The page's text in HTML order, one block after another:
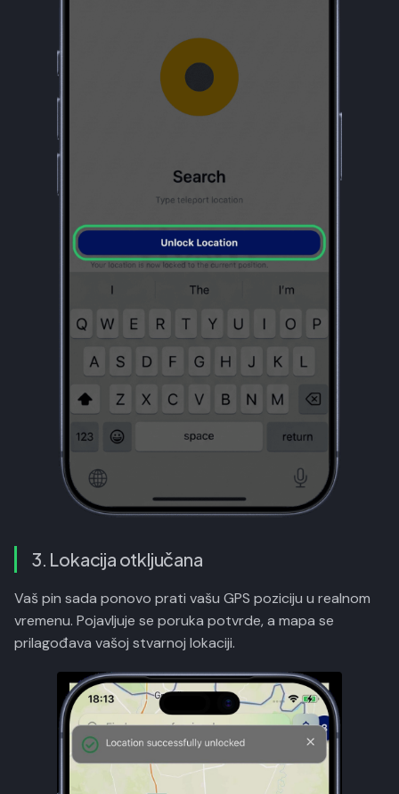
3. Lokacija otključana
Vaš pin sada ponovo prati vašu GPS poziciju u realnom
vremenu. Pojavljuje se poruka potvrde, a mapa se
prilagođava vašoj stvarnoj lokaciji.